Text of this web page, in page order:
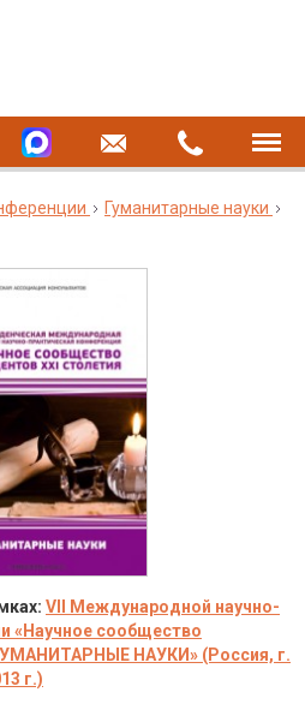
Гуманитарные науки
VII Международной научно-
«Научное сообщество
НАУКИ» (Россия, г.
г.)